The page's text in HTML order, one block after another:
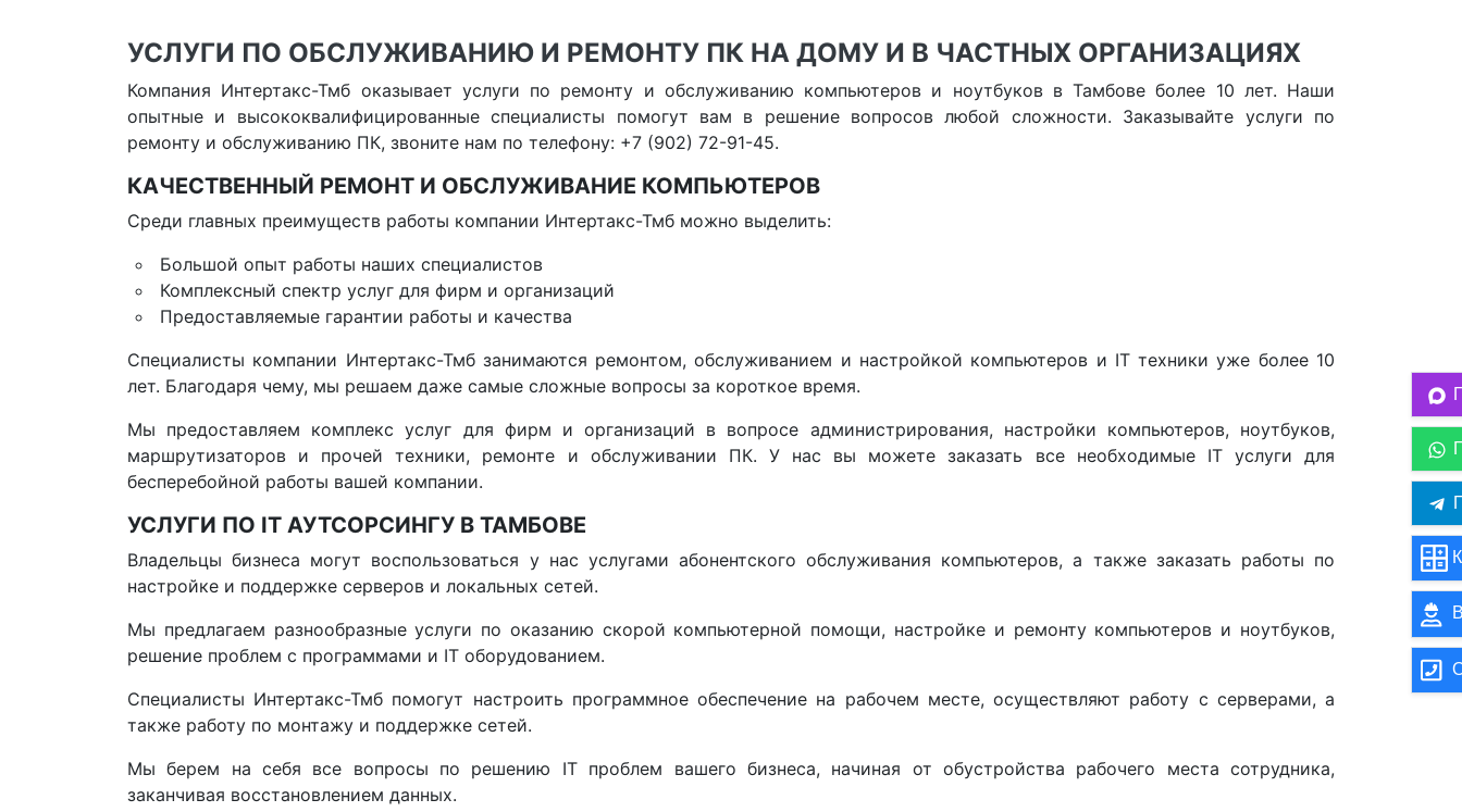
УСЛУГИ ПО ОБСЛУЖИВАНИЮ И РЕМОНТУ ПК НА ДОМУ И В ЧАСТНЫХ ОРГАНИЗАЦИЯХ
Компания Интертакс-Тмб оказывает услуги по ремонту и обслуживанию компьютеров и ноутбуков в Тамбове более 10 лет. Наши
опытные и высококвалифицированные специалисты помогут вам в решение вопросов любой сложности. Заказывайте услуги по
ремонту и обслуживанию ПК, звоните нам по телефону: +7 (902) 72-91-45.
КАЧЕСТВЕННЫЙ РЕМОНТ И ОБСЛУЖИВАНИЕ КОМПЬЮТЕРОВ
Среди главных преимуществ работы компании Интертакс-Тмб можно выделить:
Большой опыт работы наших специалистов
Комплексный спектр услуг для фирм и организаций
Предоставляемые гарантии работы и качества
Специалисты компании Интертакс-Тмб занимаются ремонтом, обслуживанием и настройкой компьютеров и IT техники уже более 10
лет. Благодаря чему, мы решаем даже самые сложные вопросы за короткое время.
Мы предоставляем комплекс услуг для фирм и организаций в вопросе администрирования, настройки компьютеров, ноутбуков,
маршрутизаторов и прочей техники, ремонте и обслуживании ПК. У нас вы можете заказать все необходимые IT услуги для
бесперебойной работы вашей компании.
УСЛУГИ ПО IT АУТСОРСИНГУ В ТАМБОВЕ
Владельцы бизнеса могут воспользоваться у нас услугами абонентского обслуживания компьютеров, а также заказать работы по
настройке и поддержке серверов и локальных сетей.
Мы предлагаем разнообразные услуги по оказанию скорой компьютерной помощи, настройке и ремонту компьютеров и ноутбуков,
решение проблем с программами и IT оборудованием.
Специалисты Интертакс-Тмб помогут настроить программное обеспечение на рабочем месте, осуществляют работу с серверами, а
также работу по монтажу и поддержке сетей.
Мы берем на себя все вопросы по решению IT проблем вашего бизнеса, начиная от обустройства рабочего места сотрудника,
заканчивая восстановлением данных.